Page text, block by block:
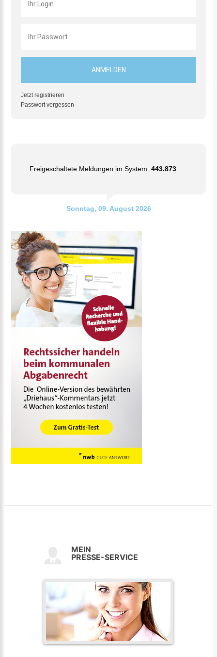
Jetzt registrieren
Passwort vergessen
Freigeschaltete Meldungen im System: 443.873
Sonntag, 09. August 2026
MEIN
PRESSE-SERVICE